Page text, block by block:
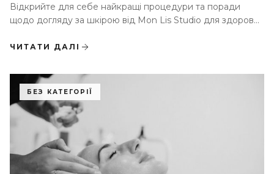
Відкрийте для себе найкращі процедури та поради
щодо догляду за шкірою від Mon Lis Studio для здорової
ЧИТАТИ ДАЛІ
БЕЗ КАТЕГОРІЇ